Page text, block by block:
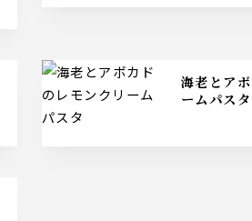
海老とアボカドのレモンクリ
ームパスタ